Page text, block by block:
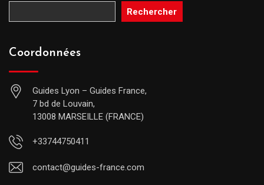
Rechercher
Coordonnées
Guides Lyon – Guides France,
7 bd de Louvain,
13008 MARSEILLE (FRANCE)
+33744750411
contact@guides-france.com